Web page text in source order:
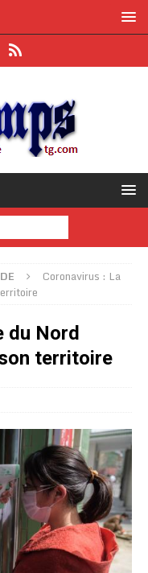
Coronavirus : La
du Nord
territoire